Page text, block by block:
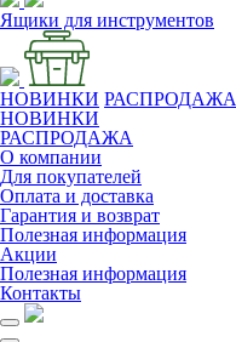
Ящики для инструментов
НОВИНКИ РАСПРОДАЖА
НОВИНКИ
РАСПРОДАЖА
О компании
Для покупателей
Оплата и доставка
Гарантия и возврат
Полезная информация
Акции
Полезная информация
Контакты